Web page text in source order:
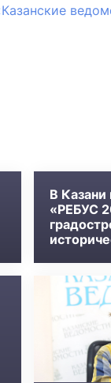
В
«РЕБУС